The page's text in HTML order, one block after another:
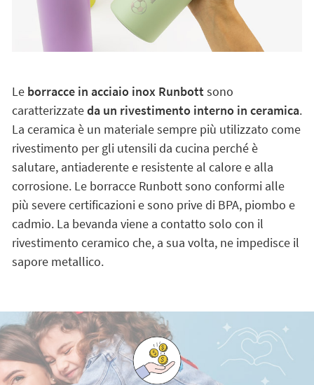
Leborracce in acciaio inox Runbottsono
caratterizzateda un rivestimento interno in ceramica.
La ceramica è un materiale sempre più utilizzato come
rivestimento per gli utensili da cucina perché è
salutare, antiaderente e resistente al calore e alla
corrosione. Le borracce Runbott sono conformi alle
più severe certificazioni e sono prive di BPA, piombo e
cadmio. La bevanda viene a contatto solo con il
rivestimento ceramico che, a sua volta, ne impedisce il
sapore metallico.